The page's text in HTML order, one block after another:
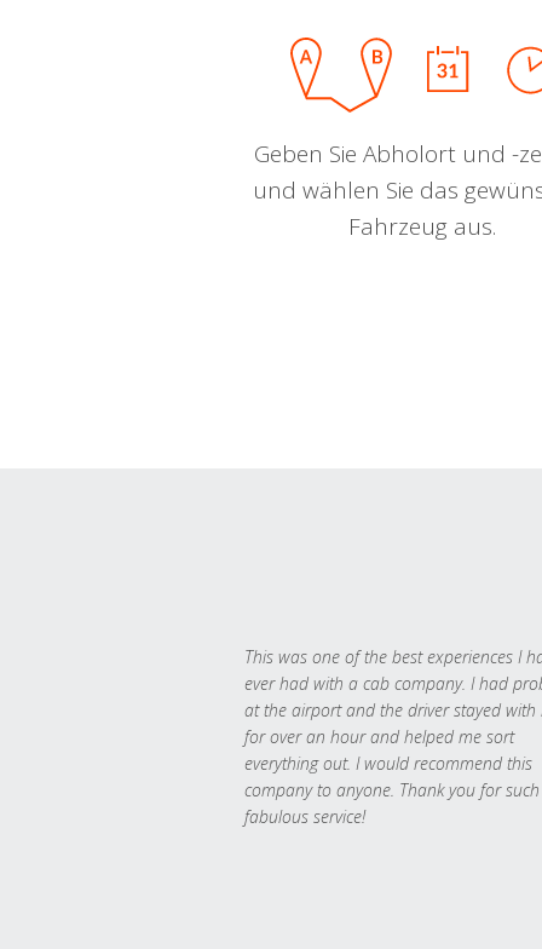
Geben Sie Abholort und -
und wählen Sie das
Fahrzeug aus.
This was one of the best experiences I
ever had with a cab company. I had
at the airport and the driver stayed with
for over an hour and helped me sort
everything out. I would recommend this
company to anyone. Thank you for such
fabulous service!